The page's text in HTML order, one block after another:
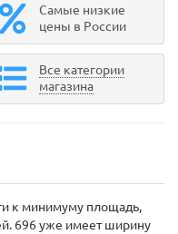
Самые низкие
цены в России
Все категории
магазина
к минимуму площадь,
696 уже имеет ширину